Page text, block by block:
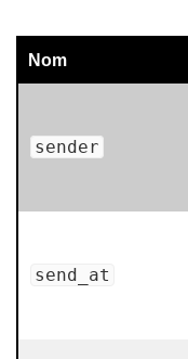
Nom
sender
send_at